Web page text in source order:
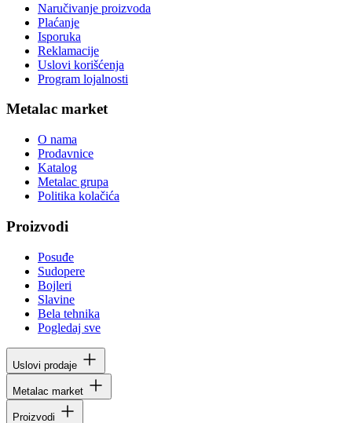
Naručivanje proizvoda
Plaćanje
Isporuka
Reklamacije
Uslovi korišćenja
Program lojalnosti
Metalac market
O nama
Prodavnice
Katalog
Metalac grupa
Politika kolačića
Proizvodi
Posuđe
Sudopere
Bojleri
Slavine
Bela tehnika
Pogledaj sve
Uslovi prodaje
Metalac market
Proizvodi